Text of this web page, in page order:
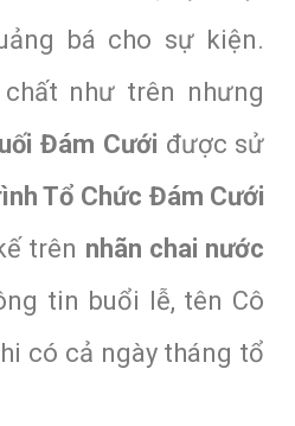
bá cho sự kiện.
như trên nhưng
Đám Cưới được sử
Tổ Chức Đám Cưới
trên nhãn chai nước
tin buổi lễ, tên Cô
có cả ngày tháng tổ